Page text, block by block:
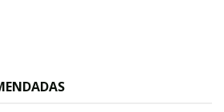
– se invitó a